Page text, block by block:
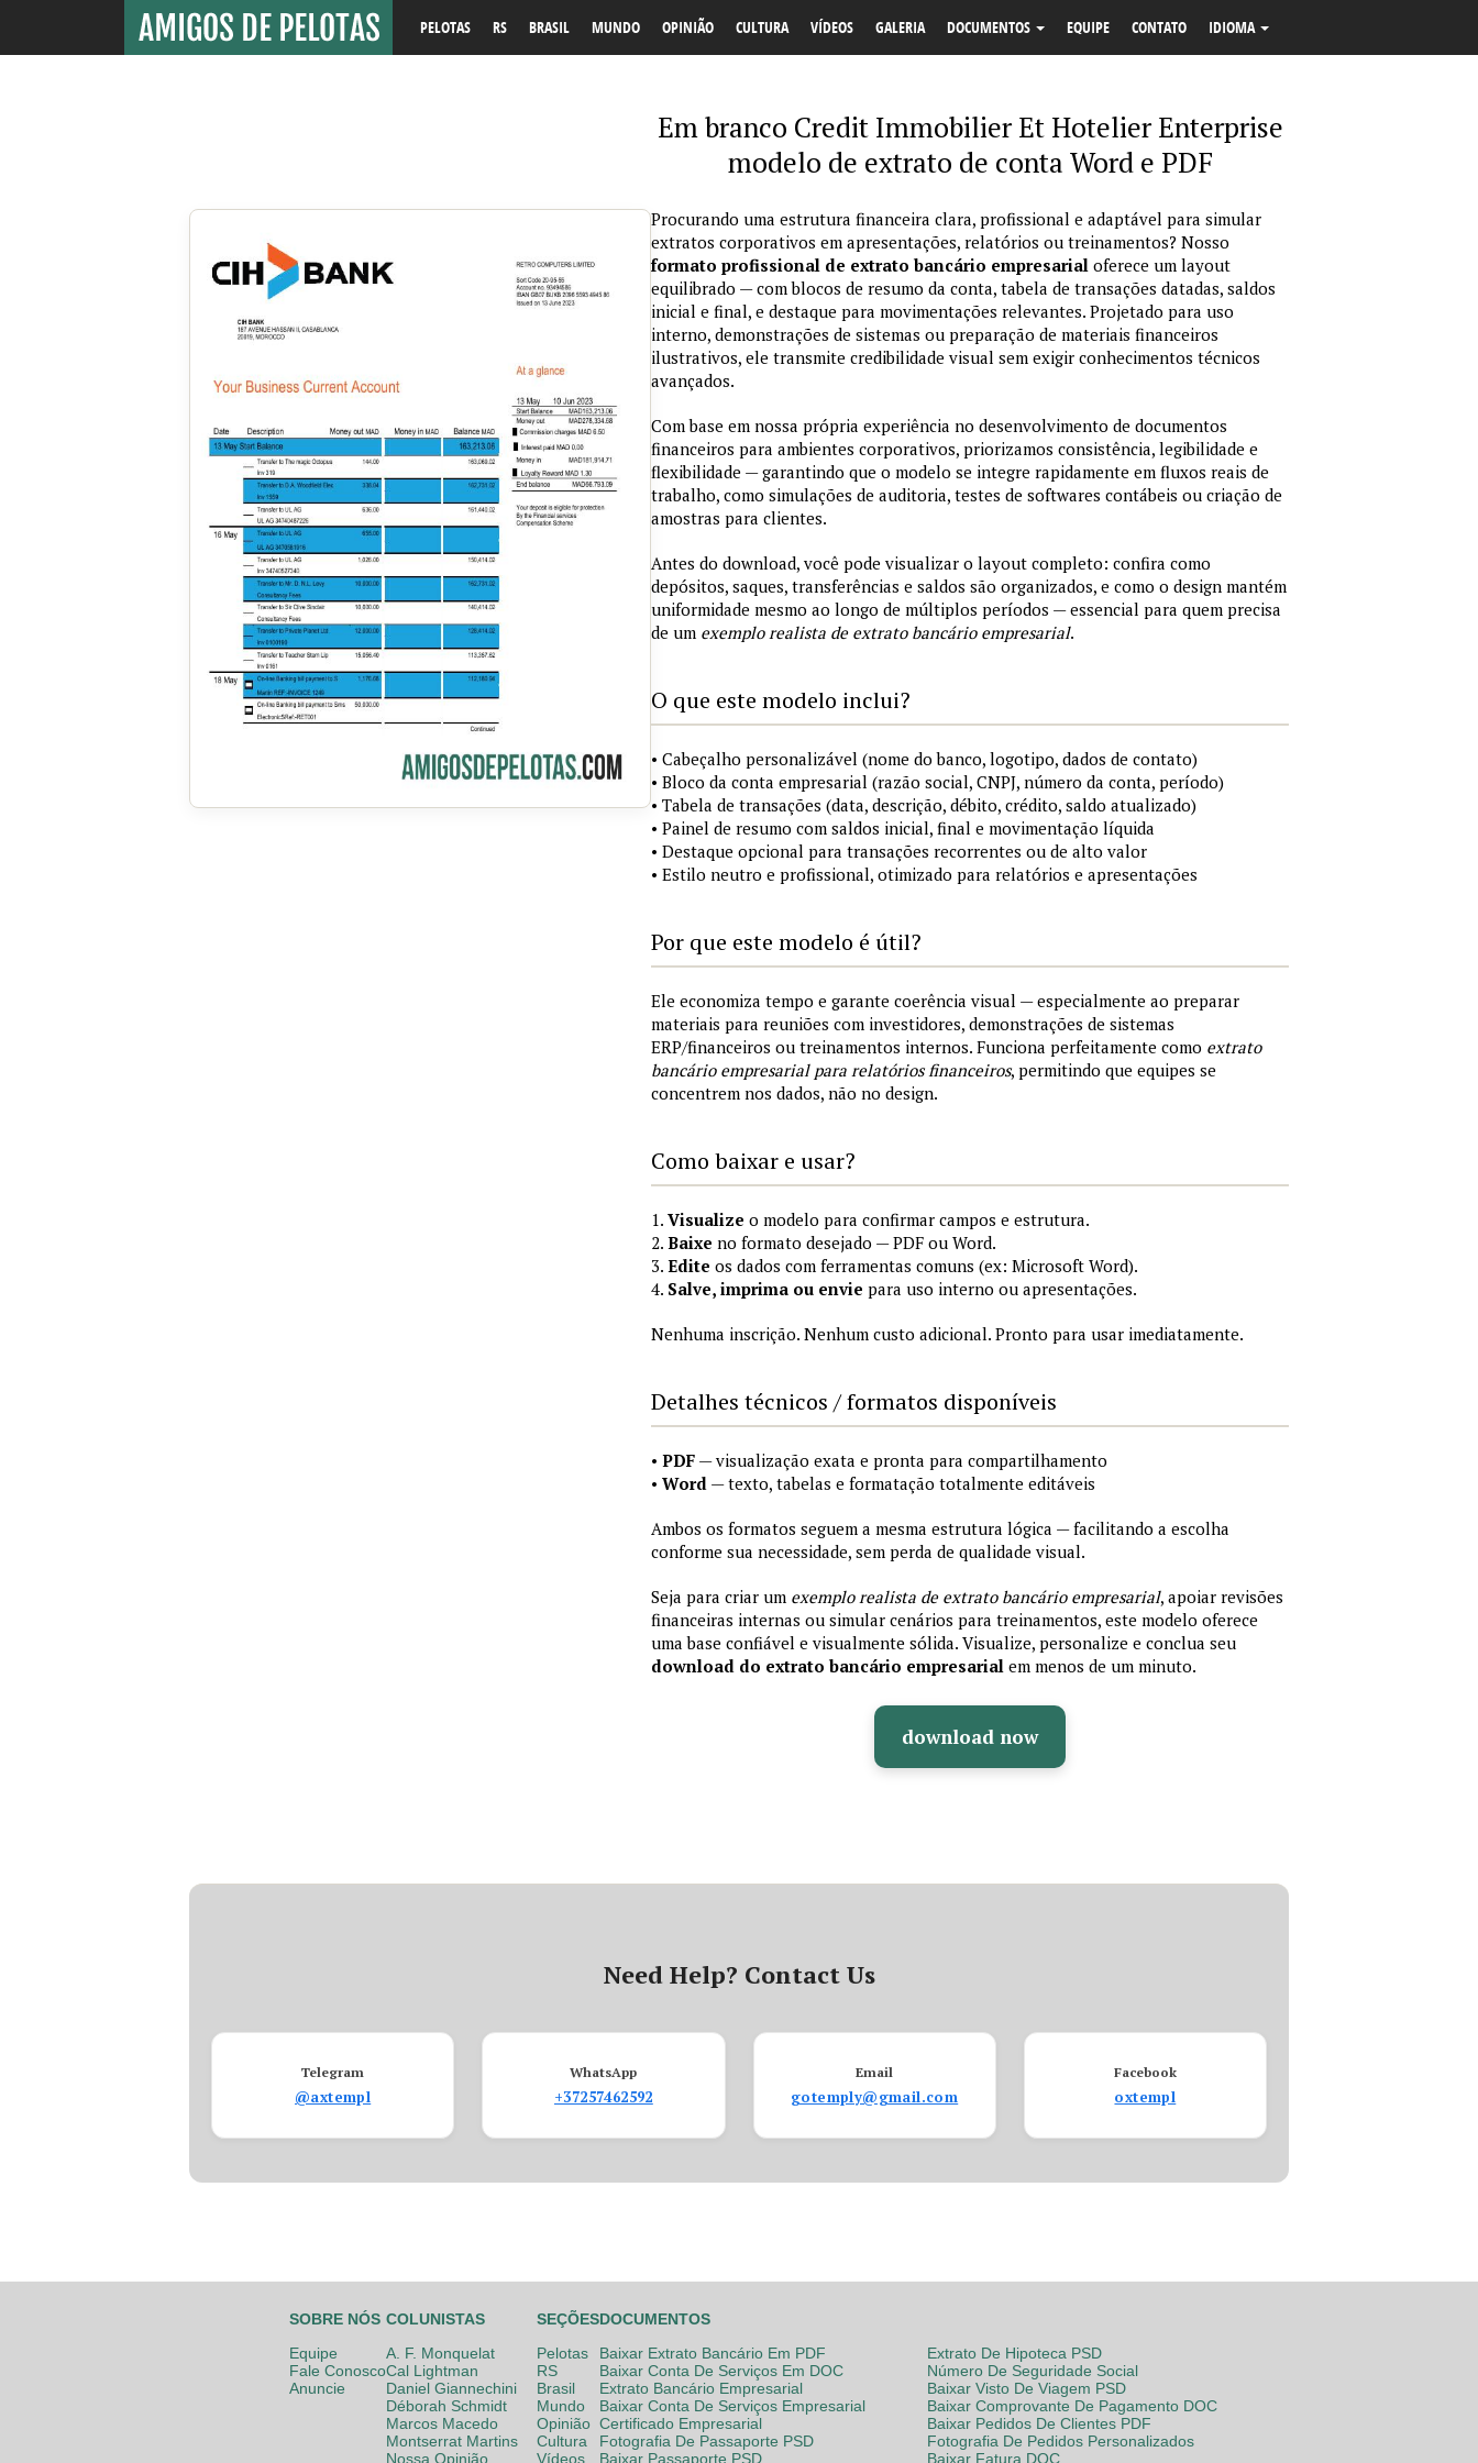
PELOTAS RS BRASIL MUNDO OPINIÃO CULTURA VÍDEOS GALERIA DOCUMENTOS EQUIPE CONTATO IDIOMA
Em branco Credit Immobilier Et Hotelier Enterprise
modelo de extrato de conta Word e PDF
Procurando uma estrutura financeira clara, profissional e adaptável para simular
extratos corporativos em apresentações, relatórios ou treinamentos? Nosso
formato profissional de extrato bancário empresarial oferece um layout
equilibrado — com blocos de resumo da conta, tabela de transações datadas, saldos
inicial e final, e destaque para movimentações relevantes. Projetado para uso
interno, demonstrações de sistemas ou preparação de materiais financeiros
ilustrativos, ele transmite credibilidade visual sem exigir conhecimentos técnicos
avançados.
Com base em nossa própria experiência no desenvolvimento de documentos
financeiros para ambientes corporativos, priorizamos consistência, legibilidade e
flexibilidade — garantindo que o modelo se integre rapidamente em fluxos reais de
trabalho, como simulações de auditoria, testes de softwares contábeis ou criação de
amostras para clientes.
Antes do download, você pode visualizar o layout completo: confira como
depósitos, saques, transferências e saldos são organizados, e como o design mantém
uniformidade mesmo ao longo de múltiplos períodos — essencial para quem precisa
de um exemplo realista de extrato bancário empresarial.
O que este modelo inclui?
• Cabeçalho personalizável (nome do banco, logotipo, dados de contato)
• Bloco da conta empresarial (razão social, CNPJ, número da conta, período)
• Tabela de transações (data, descrição, débito, crédito, saldo atualizado)
• Painel de resumo com saldos inicial, final e movimentação líquida
• Destaque opcional para transações recorrentes ou de alto valor
• Estilo neutro e profissional, otimizado para relatórios e apresentações
Por que este modelo é útil?
Ele economiza tempo e garante coerência visual — especialmente ao preparar
materiais para reuniões com investidores, demonstrações de sistemas
ERP/financeiros ou treinamentos internos. Funciona perfeitamente como extrato
bancário empresarial para relatórios financeiros, permitindo que equipes se
concentrem nos dados, não no design.
Como baixar e usar?
1. Visualize o modelo para confirmar campos e estrutura.
2. Baixe no formato desejado — PDF ou Word.
3. Edite os dados com ferramentas comuns (ex: Microsoft Word).
4. Salve, imprima ou envie para uso interno ou apresentações.
Nenhuma inscrição. Nenhum custo adicional. Pronto para usar imediatamente.
Detalhes técnicos / formatos disponíveis
• PDF — visualização exata e pronta para compartilhamento
• Word — texto, tabelas e formatação totalmente editáveis
Ambos os formatos seguem a mesma estrutura lógica — facilitando a escolha
conforme sua necessidade, sem perda de qualidade visual.
Seja para criar um exemplo realista de extrato bancário empresarial, apoiar revisões
financeiras internas ou simular cenários para treinamentos, este modelo oferece
uma base confiável e visualmente sólida. Visualize, personalize e conclua seu
download do extrato bancário empresarial em menos de um minuto.
download now
Need Help? Contact Us
Telegram
@axtempl
WhatsApp
+37257462592
Email
gotemply@gmail.com
Facebook
oxtempl
SOBRE NÓS
Equipe
Fale Conosco
Anuncie
COLUNISTAS
A. F. Monquelat
Cal Lightman
Daniel Giannechini
Déborah Schmidt
Marcos Macedo
Montserrat Martins
Nossa Opinião
SEÇÕES
Pelotas
RS
Brasil
Mundo
Opinião
Cultura
Vídeos
DOCUMENTOS
Baixar Extrato Bancário Em PDF
Baixar Conta De Serviços Em DOC
Extrato Bancário Empresarial
Baixar Conta De Serviços Empresarial
Certificado Empresarial
Fotografia De Passaporte PSD
Baixar Passaporte PSD
Extrato De Hipoteca PSD
Número De Seguridade Social
Baixar Visto De Viagem PSD
Baixar Comprovante De Pagamento DOC
Baixar Pedidos De Clientes PDF
Fotografia De Pedidos Personalizados
Baixar Fatura DOC